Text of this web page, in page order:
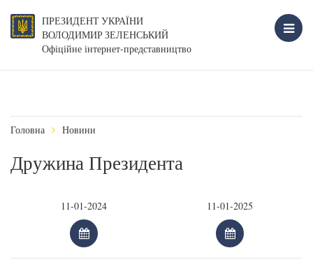
ПРЕЗИДЕНТ УКРАЇНИ
ВОЛОДИМИР ЗЕЛЕНСЬКИЙ
Офіційне інтернет-представництво
Головна Новини
Дружина Президента